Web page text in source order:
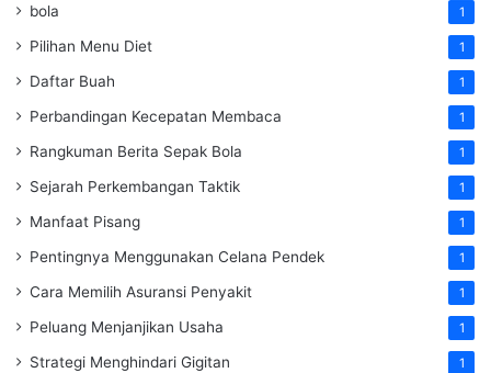
bola 1
Pilihan Menu Diet 1
Daftar Buah 1
Perbandingan Kecepatan Membaca 1
Rangkuman Berita Sepak Bola 1
Sejarah Perkembangan Taktik 1
Manfaat Pisang 1
Pentingnya Menggunakan Celana Pendek 1
Cara Memilih Asuransi Penyakit 1
Peluang Menjanjikan Usaha 1
Strategi Menghindari Gigitan 1